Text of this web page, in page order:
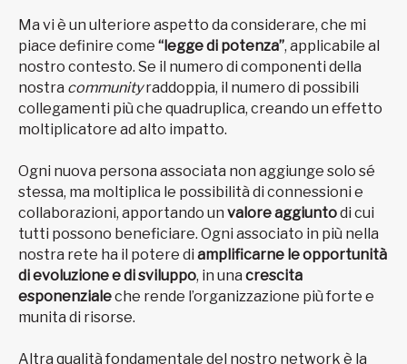
Ma vi è un ulteriore aspetto da considerare, che mi
piace definire come “legge di potenza”, applicabile al
nostro contesto. Se il numero di componenti della
nostra communityraddoppia, il numero di possibili
collegamenti più che quadruplica, creando un effetto
moltiplicatore ad alto impatto.
Ogni nuova persona associata non aggiunge solo sé
stessa, ma moltiplica le possibilità di connessioni e
collaborazioni, apportando un valore aggiuntodi cui
tutti possono beneficiare. Ogni associato in più nella
nostra rete ha il potere di amplificarne le opportunità
di evoluzione e di sviluppo, in una crescita
esponenzialeche rende l’organizzazione più forte e
munita di risorse.
Altra qualità fondamentale del nostro network è la